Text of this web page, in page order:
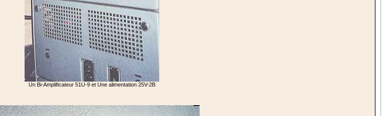
Un Bi-Amplificateur 51U-9 et Une alimentation 25V-2B